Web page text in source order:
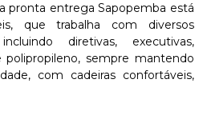
pronta entrega Sapopemba está
que trabalha com diversos
diretivas, executivas,
sempre mantendo
com cadeiras confortáveis,